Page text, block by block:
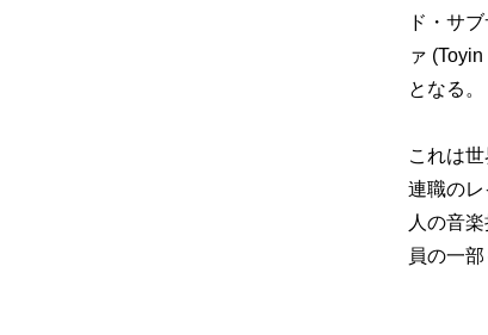
ド・サ
ァ
となる。
これは
連職の
人の音
員の一